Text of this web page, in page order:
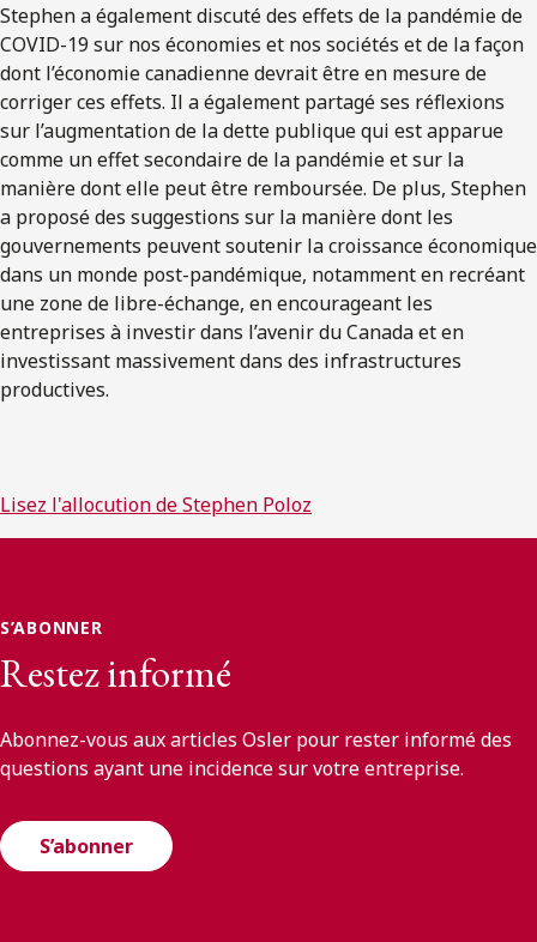
Stephen a également discuté des effets de la pandémie de
COVID-19 sur nos économies et nos sociétés et de la façon
dont l’économie canadienne devrait être en mesure de
corriger ces effets. Il a également partagé ses réflexions
sur l’augmentation de la dette publique qui est apparue
comme un effet secondaire de la pandémie et sur la
manière dont elle peut être remboursée. De plus, Stephen
a proposé des suggestions sur la manière dont les
gouvernements peuvent soutenir la croissance économique
dans un monde post-pandémique, notamment en recréant
une zone de libre-échange, en encourageant les
entreprises à investir dans l’avenir du Canada et en
investissant massivement dans des infrastructures
productives.
Lisez l'allocution de Stephen Poloz
S’ABONNER
Restez informé
Abonnez-vous aux articles Osler pour rester informé des
questions ayant une incidence sur votre entreprise.
S’abonner